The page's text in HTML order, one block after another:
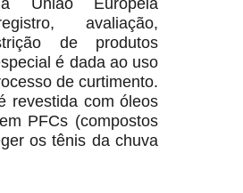
avaliação,
de produtos
é dada ao uso
de curtimento.
revestida com óleos
PFCs (compostos
os tênis da chuva